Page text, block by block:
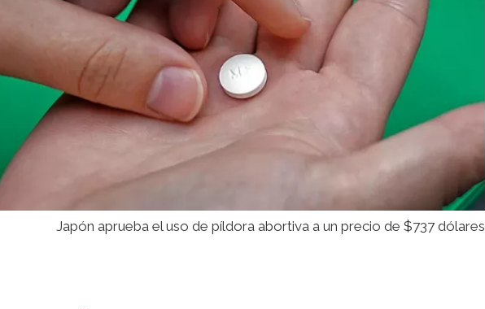
Japón aprueba el uso de píldora abortiva a un precio de $737 dólares